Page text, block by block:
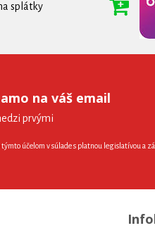
splátky
na váš email
prvými
účelom v súlade s platnou legislatívou